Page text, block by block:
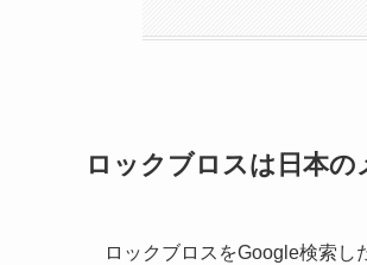
ロックブロスは日本の
ロックブロスをGoogle検索し